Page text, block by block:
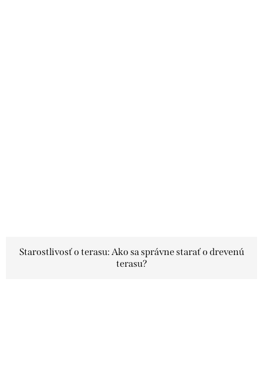
Starostlivosť o terasu: Ako sa správne starať o drevenú
terasu?